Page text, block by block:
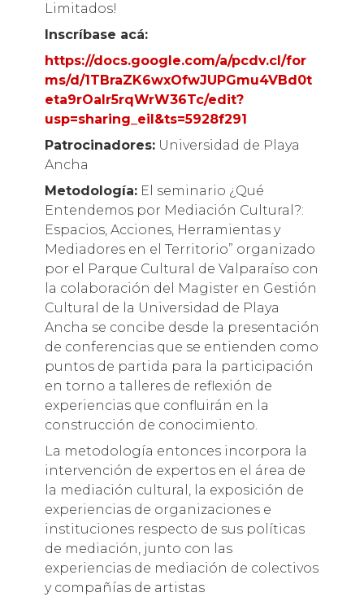
Limitados!
Inscríbase acá:
https://docs.google.com/a/pcdv.cl/for
ms/d/1TBraZK6wxOfwJUPGmu4VBd0t
eta9rOalr5rqWrW36Tc/edit?
usp=sharing_eil&ts=5928f291
Patrocinadores:Universidad de Playa
Ancha
Metodología:El seminario ¿Qué
Entendemos por Mediación Cultural?:
Espacios, Acciones, Herramientas y
Mediadores en el Territorio” organizado
por el Parque Cultural de Valparaíso con
la colaboración del Magister en Gestión
Cultural de la Universidad de Playa
Ancha se concibe desde la presentación
de conferencias que se entienden como
puntos de partida para la participación
en torno a talleres de reflexión de
experiencias que confluirán en la
construcción de conocimiento.
La metodología entonces incorpora la
intervención de expertos en el área de
la mediación cultural, la exposición de
experiencias de organizaciones e
instituciones respecto de sus políticas
de mediación, junto con las
experiencias de mediación de colectivos
y compañías de artistas